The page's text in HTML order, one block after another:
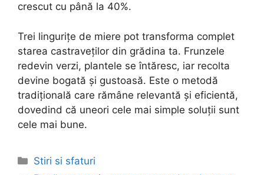
crescut cu până la 40%.
Trei lingurițe de miere pot transforma complet
starea castraveților din grădina ta. Frunzele
redevin verzi, plantele se întăresc, iar recolta
devine bogată și gustoasă. Este o metodă
tradițională care rămâne relevantă și eficientă,
dovedind că uneori cele mai simple soluții sunt
cele mai bune.
Categories
Stiri si sfaturi